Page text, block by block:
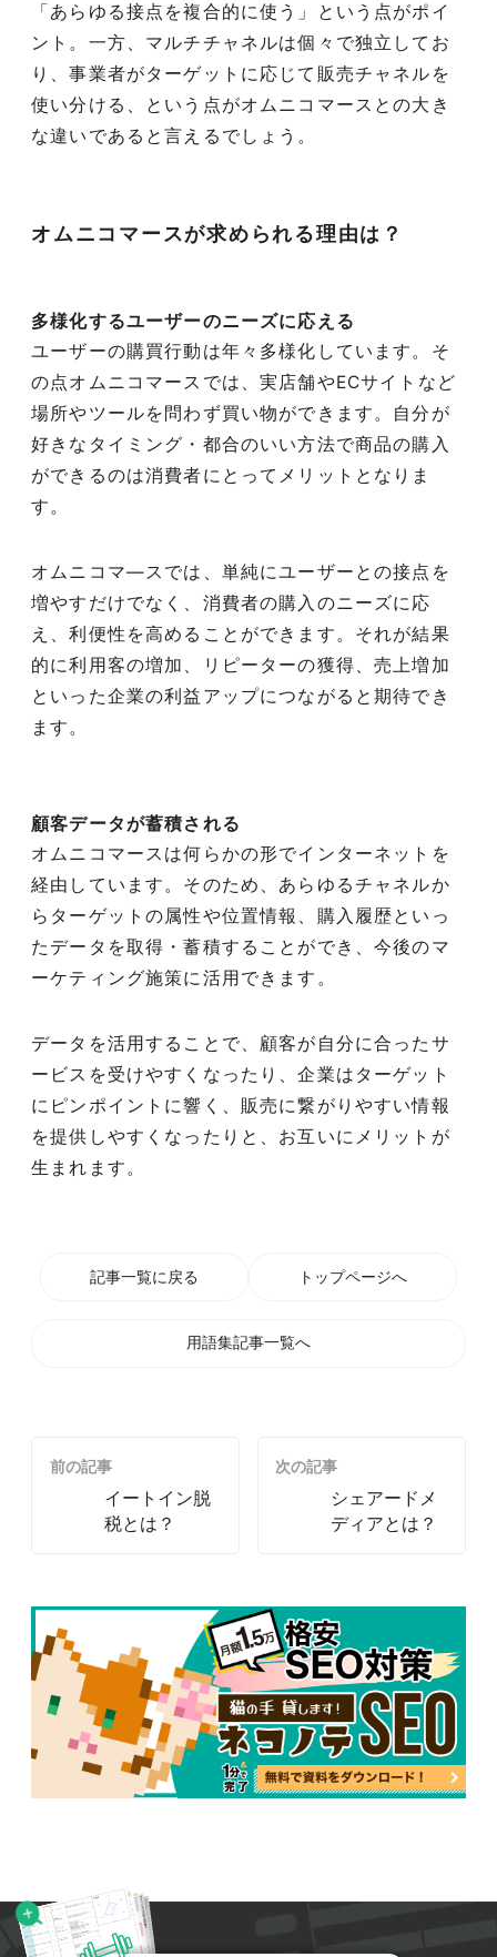
「あらゆる接点を複合的に使う」という点がポイ
ント。一方、マルチチャネルは個々で独立してお
り、事業者がターゲットに応じて販売チャネルを
使い分ける、という点がオムニコマースとの大き
な違いであると言えるでしょう。
オムニコマースが求められる理由は？
多様化するユーザーのニーズに応える
ユーザーの購買行動は年々多様化しています。そ
の点オムニコマースでは、実店舗やECサイトなど
場所やツールを問わず買い物ができます。自分が
好きなタイミング・都合のいい方法で商品の購入
ができるのは消費者にとってメリットとなりま
す。
オムニコマ―スでは、単純にユーザーとの接点を
増やすだけでなく、消費者の購入のニーズに応
え、利便性を高めることができます。それが結果
的に利用客の増加、リピーターの獲得、売上増加
といった企業の利益アップにつながると期待でき
ます。
顧客データが蓄積される
オムニコマースは何らかの形でインターネットを
経由しています。そのため、あらゆるチャネルか
らターゲットの属性や位置情報、購入履歴といっ
たデータを取得・蓄積することができ、今後のマ
ーケティング施策に活用できます。
データを活用することで、顧客が自分に合ったサ
ービスを受けやすくなったり、企業はターゲット
にピンポイントに響く、販売に繋がりやすい情報
を提供しやすくなったりと、お互いにメリットが
生まれます。
記事一覧に戻る トップページへ
用語集記事一覧へ
前の記事
イートイン脱
税とは？
次の記事
シェアードメ
ディアとは？